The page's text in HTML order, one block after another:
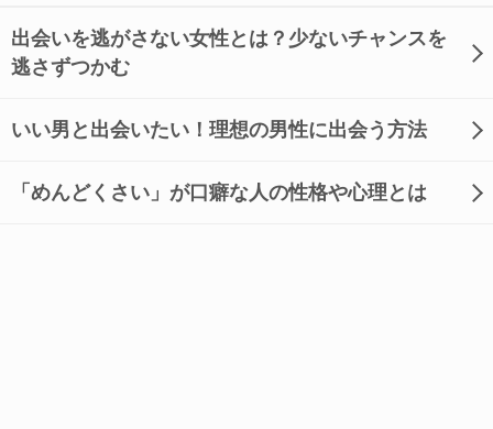
出会いを逃がさない女性とは？少ないチャンスを
逃さずつかむ
いい男と出会いたい！理想の男性に出会う方法
「めんどくさい」が口癖な人の性格や心理とは